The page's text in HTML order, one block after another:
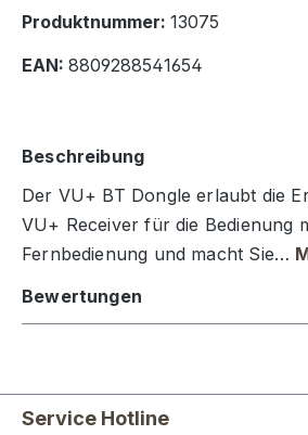
Produktnummer: 13075
EAN: 8809288541654
Beschreibung
Der VU+ BT Dongle erlaubt die
VU+ Receiver für die Bedienung
Fernbedienung und macht Sie…
Bewertungen
Service Hotline